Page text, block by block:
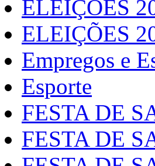
ELEIÇÕES
ELEIÇÕES
Empregos e
Esporte
FESTA DE
FESTA DE